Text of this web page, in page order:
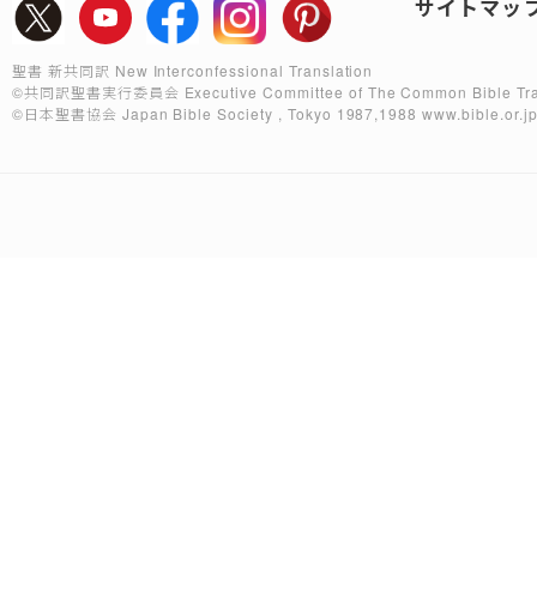
サイトマッ
聖書 新共同訳 New Interconfessional Translation
©共同訳聖書実行委員会 Executive Committee of The Common Bible
©日本聖書協会 Japan Bible Society , Tokyo 1987,1988www.bible.or.jp